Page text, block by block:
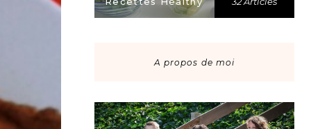
A propos de moi